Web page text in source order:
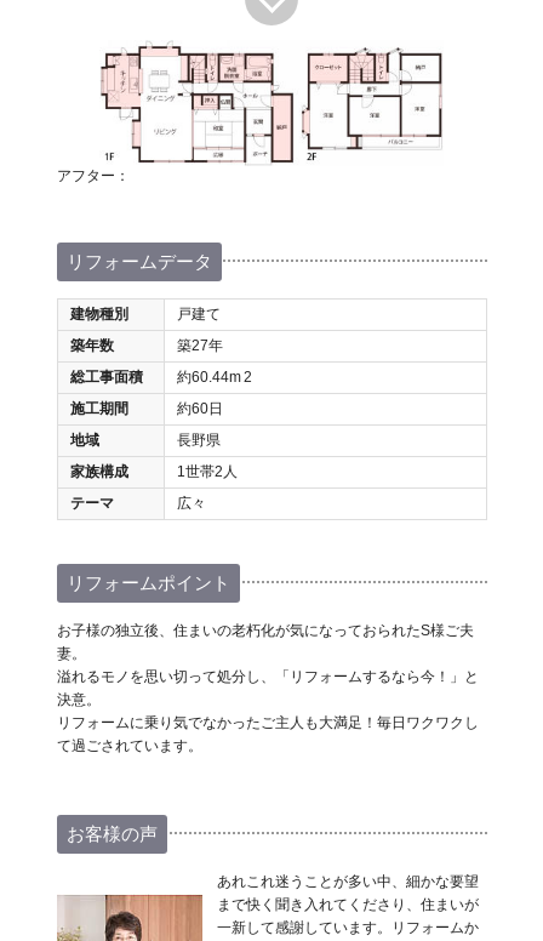
アフター：
リフォームデータ
建物種別
戸建て
築年数
築27年
総工事面積
約60.44m2
施工期間
約60日
地域
長野県
家族構成
1世帯2人
テーマ
広々
リフォームポイント
お子様の独立後、住まいの老朽化が気になっておられたS様ご夫
妻。
溢れるモノを思い切って処分し、「リフォームするなら今！」と
決意。
リフォームに乗り気でなかったご主人も大満足！毎日ワクワクし
て過ごされています。
お客様の声
あれこれ迷うことが多い中、細かな要望
まで快く聞き入れてくださり、住まいが
一新して感謝しています。リフォームか